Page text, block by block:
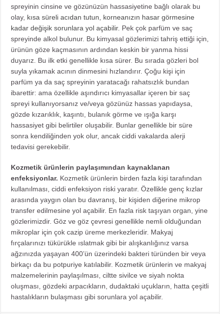
spreyinin cinsine ve gözünüzün hassasiyetine bağlı olarak bu
olay, kısa süreli acıdan tutun, korneanızın hasar görmesine
kadar değişik sorunlara yol açabilir. Pek çok parfüm ve saç
spreyinde alkol bulunur. Bu kimyasal gözlerimizi tahriş ettiği için,
ürünün göze kaçmasının ardından keskin bir yanma hissi
duyarız. Bu ilk etki genellikle kısa sürer. Bu sırada gözleri bol
suyla yıkamak acının dinmesini hızlandırır. Çoğu kişi için
parfüm ya da saç spreyinin yaratacağı rahatsızlık bundan
ibarettir: ama özellikle aşındırıcı kimyasallar içeren bir saç
spreyi kullanıyorsanız ve/veya gözünüz hassas yapıdaysa,
gözde kızarıklık, kaşıntı, bulanık görme ve ışığa karşı
hassasiyet gibi belirtiler oluşabilir. Bunlar genellikle bir süre
sonra kendiliğinden yok olur, ancak ciddi vakalarda alerji
tedavisi gerekebilir.
Kozmetik ürünlerin paylaşımından kaynaklanan
enfeksiyonlar. Kozmetik ürünlerin birden fazla kişi tarafından
kullanılması, ciddi enfeksiyon riski yaratır. Özellikle genç kızlar
arasında yaygın olan bu davranış, bir kişiden diğerine mikrop
transfer edilmesine yol açabilir. En fazla risk taşıyan organ, yine
gözlerimizdir. Göz ve göz çevresi genellikle nemli olduğundan
mikroplar için çok cazip üreme merkezleridir. Makyaj
fırçalarınızı tükürükle ıslatmak gibi bir alışkanlığınız varsa
ağzınızda yaşayan 400’ün üzerindeki bakteri türünden bir veya
birkaçı da bu potpuriye katılabilir. Kozmetik ürünlerin ve makyaj
malzemelerinin paylaşılması, ciltte sivilce ve siyah nokta
oluşması, gözdeki arpacıkların, dudaktaki uçukların, hatta çeşitli
hastalıkların bulaşması gibi sorunlara yol açabilir.